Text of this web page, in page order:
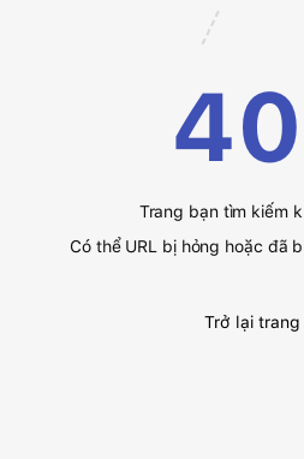
Trang bạn tìm kiếm
Có thể URL bị hỏng hoặc đã
Trở lại trang